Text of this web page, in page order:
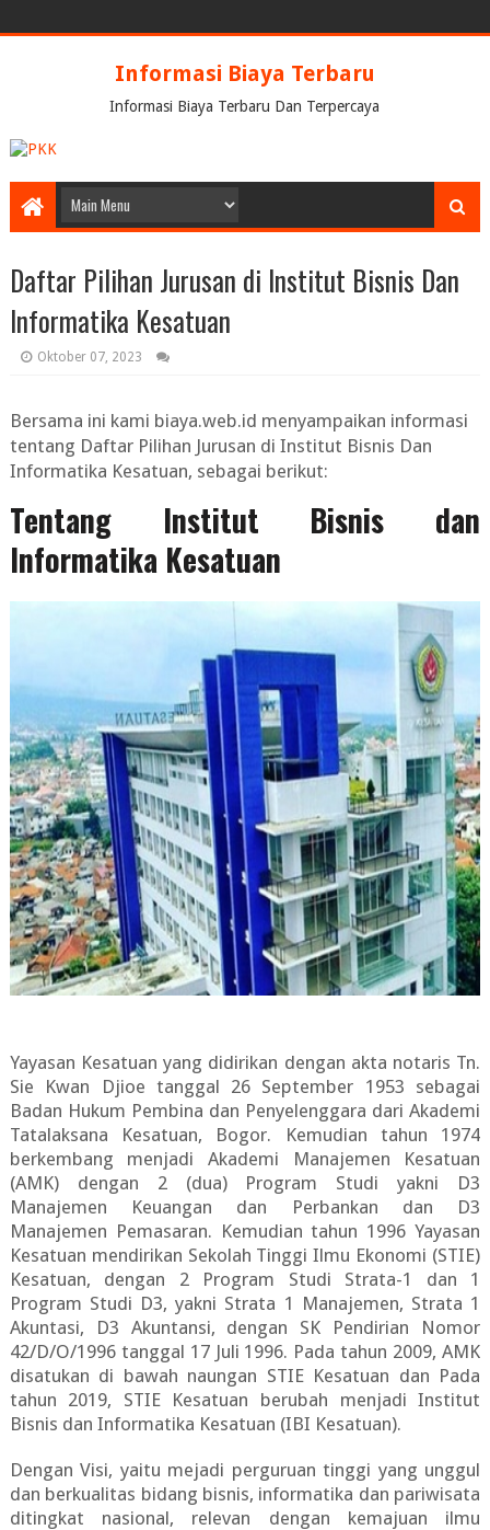
Informasi Biaya Terbaru
Informasi Biaya Terbaru Dan Terpercaya
Daftar Pilihan Jurusan di Institut Bisnis Dan
Informatika Kesatuan
Oktober 07, 2023
Bersama ini kami biaya.web.id menyampaikan informasi
tentang Daftar Pilihan Jurusan di Institut Bisnis Dan
Informatika Kesatuan, sebagai berikut:
Tentang Institut Bisnis dan
Informatika Kesatuan
Yayasan Kesatuan yang didirikan dengan akta notaris Tn.
Sie Kwan Djioe tanggal 26 September 1953 sebagai
Badan Hukum Pembina dan Penyelenggara dari Akademi
Tatalaksana Kesatuan, Bogor. Kemudian tahun 1974
berkembang menjadi Akademi Manajemen Kesatuan
(AMK) dengan 2 (dua) Program Studi yakni D3
Manajemen Keuangan dan Perbankan dan D3
Manajemen Pemasaran. Kemudian tahun 1996 Yayasan
Kesatuan mendirikan Sekolah Tinggi Ilmu Ekonomi (STIE)
Kesatuan, dengan 2 Program Studi Strata-1 dan 1
Program Studi D3, yakni Strata 1 Manajemen, Strata 1
Akuntasi, D3 Akuntansi, dengan SK Pendirian Nomor
42/D/O/1996 tanggal 17 Juli 1996. Pada tahun 2009, AMK
disatukan di bawah naungan STIE Kesatuan dan Pada
tahun 2019, STIE Kesatuan berubah menjadi Institut
Bisnis dan Informatika Kesatuan (IBI Kesatuan).
Dengan Visi, yaitu mejadi perguruan tinggi yang unggul
dan berkualitas bidang bisnis, informatika dan pariwisata
ditingkat nasional, relevan dengan kemajuan ilmu